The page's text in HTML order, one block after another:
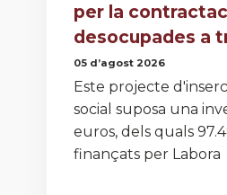
per la
desocupades a
05 d’agost 2026
Este projecte
social suposa una
euros, dels quals
finançats per Labora